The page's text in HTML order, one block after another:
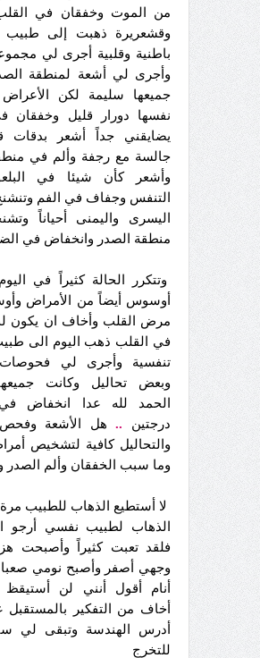
من الموت وخفقان في
وقشعريرة ذهبت إلى
باطنية وقلبية أجرى لي
وأجرى لي أشعة لمنطقة
جميعها سليمة لكن
نفسها دورار قليل وخفقان
يضايقني جداً أشعر بدقات
جالسة مع رجفة وألم في
وأشعر كأن شيئا في
التنفس وجفاف في الفم
اليسرى واليمنى أحياناً
منطقة الصدر وانخفاض في
وتتكرر الحالة كثيراً في
أوسوس أيضاً من الأمراض
مرض القلب وأخاف ان يكون
في القلب ذهب اليوم الى
تنفسية وأجرى لي
وبعض تحاليل وكانت
الحمد لله عدا انخفاض
درجتين ..هل الأشعة وفحص
والتحاليل كافية لتشخيص
وما سبب الخفقان وألم الصدر
لا أستطيع الذهاب للطبيب
الذهاب لطبيب نفسي أرجو
فلقد تعبت كثيراً وأصبحت
وجهي أصفر وأصبح نومي
أنام أقول أنني لن
أخاف من التفكير بالمستقبل
أدرس الهندسة وتبقى لي
للتخرج